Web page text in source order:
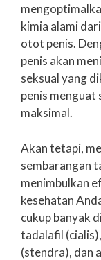
kimia alami
otot penis.
penis akan
seksual yang
penis menguat
maksimal.
Akan tetapi,
sembarangan
menimbulkan
kesehatan
cukup banyak
tadalafil
(stendra), dan